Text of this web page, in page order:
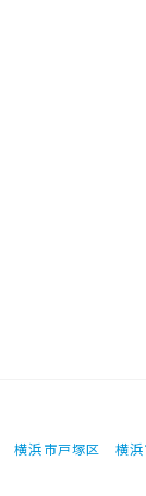
横浜市戸塚区
横